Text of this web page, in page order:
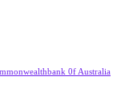
0f Australia